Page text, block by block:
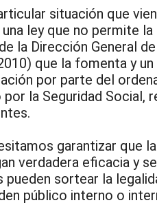
situación que
una ley que no permite
la Dirección General
que la fomenta y
por parte del
la Seguridad Social,
garantizar que
verdadera eficacia y
pueden sortear la
público interno o